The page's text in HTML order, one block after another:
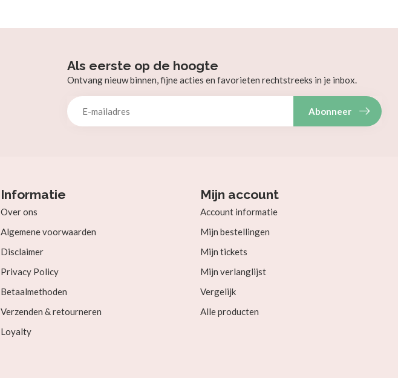
Als eerste op de hoogte
Ontvang nieuw binnen, fijne acties en favorieten rechtstreeks in je inbox.
Abonneer
Informatie
Over ons
Algemene voorwaarden
Disclaimer
Privacy Policy
Betaalmethoden
Verzenden & retourneren
Loyalty
Mijn account
Account informatie
Mijn bestellingen
Mijn tickets
Mijn verlanglijst
Vergelijk
Alle producten